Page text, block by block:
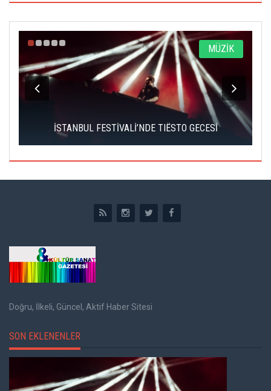
MÜZİK
İSTANBUL FESTİVALİ’NDE TIËSTO GECESİ
Doğru, İlkeli, Güncel, Aktif Haber Sitesi
SON EKLENENLER